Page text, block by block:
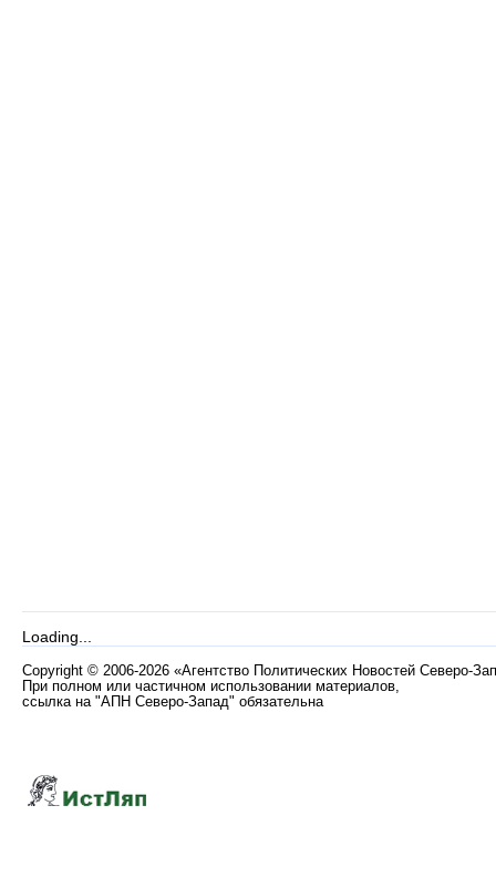
Loading...
Copyright © 2006-2026 «Агентство Политических Новостей Северо-
При полном или частичном использовании материалов,
ссылка на "АПН Северо-Запад" обязательна